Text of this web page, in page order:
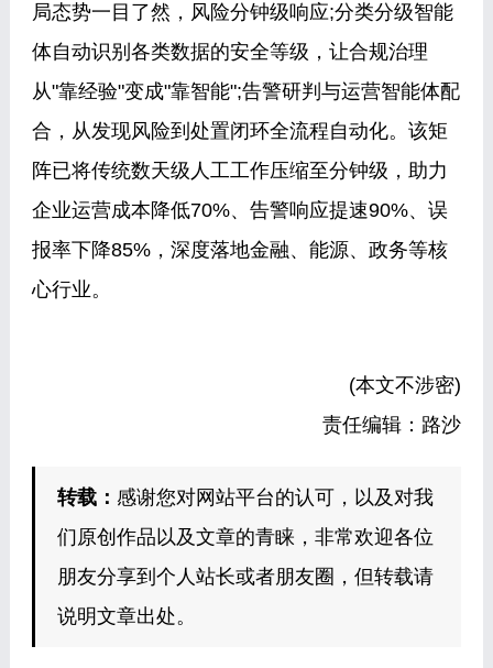
局态势一目了然，风险分钟级响应;分类分级智能
体自动识别各类数据的安全等级，让合规治理
从"靠经验"变成"靠智能";告警研判与运营智能体配
合，从发现风险到处置闭环全流程自动化。该矩
阵已将传统数天级人工工作压缩至分钟级，助力
企业运营成本降低70%、告警响应提速90%、误
报率下降85%，深度落地金融、能源、政务等核
心行业。
(本文不涉密)
责任编辑：路沙
转载： 感谢您对网站平台的认可，以及对我
们原创作品以及文章的青睐，非常欢迎各位
朋友分享到个人站长或者朋友圈，但转载请
说明文章出处。